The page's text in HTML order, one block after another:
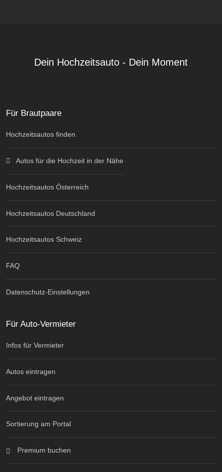
Dein Hochzeitsauto - Dein Moment
Für Brautpaare
Hochzeitsautos finden
Autos für die Hochzeit in der Nähe
Hochzeitsautos Österreich
Hochzeitsautos Deutschland
Hochzeitsautos Schweiz
FAQ
Datenschutz-Einstellungen
Für Auto-Vermieter
Infos für Vermieter
Autos eintragen
Angebot eintragen
Sortierung am Portal
Premium buchen